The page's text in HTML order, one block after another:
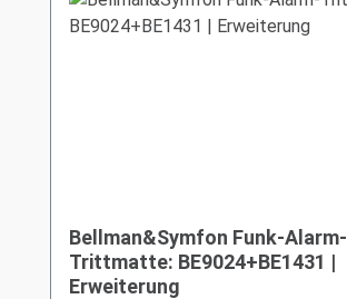
Bellman&Symfon Funk-Alarm-
Trittmatte: BE9024+BE1431 |
Erweiterung